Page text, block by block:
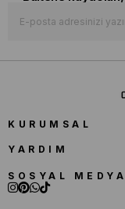
KURUMSAL
YARDIM
SOSYAL MEDYA